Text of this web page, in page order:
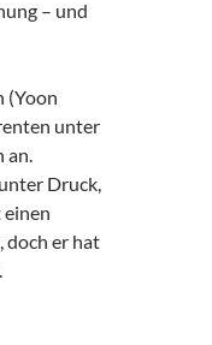
– und
(Yoon
unter
an.
Druck,
einen
doch er hat